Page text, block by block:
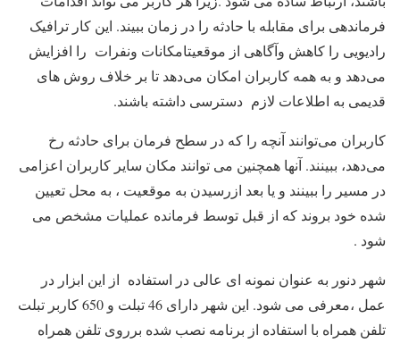
فرماندهی برای مقابله با حادثه را در زمان ببیند. این کار ترافیک
رادیویی را کاهش وآگاهی از موقعیتامکانات ونفرات را افزایش
می‌دهد و به همه کاربران امکان می‌دهد تا بر خلاف روش های
قدیمی به اطلاعات لازم دسترسی داشته باشند.
کاربران می‌توانند آنچه را که در سطح فرمان برای حادثه رخ
می‌دهد، ببینند. آنها همچنین می توانند مکان سایر کاربران اعزامی
در مسیر را ببینند و یا بعد ازرسیدن به موقعیت ، به محل تعیین
شده خود بروند که از قبل توسط فرمانده عملیات مشخص می
شود .
شهر دنور به عنوان نمونه ای عالی در استفاده از این ابزار در
عمل ،معرفی می شود. این شهر دارای 46 تبلت و 650 کاربر تبلت
تلفن همراه با استفاده از برنامه نصب شده برروی تلفن همراه